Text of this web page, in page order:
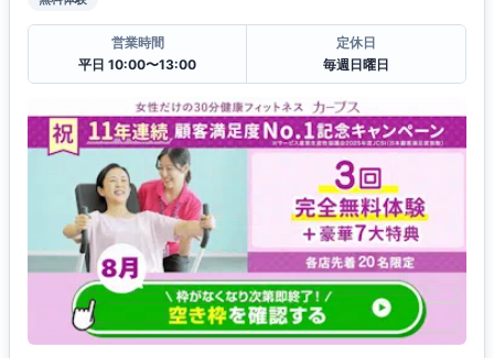
営業時間
平日 10:00〜13:00
定休日
毎週日曜日